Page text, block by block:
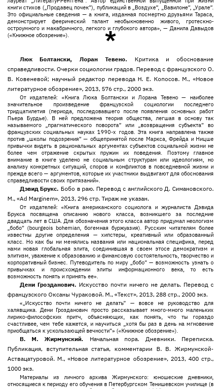
книги стихов („Продавец почек”), публикаций в „Воздухе”, „Вавилоне”, „Урале”.
Это официальные сведения — а книга, изданная посмертно друзьями Тараса,
демонстрирует феерический талант необыкновенно живого, гротескно-
остроумного и макабричного, легкого и глубокого автора», — Данила Давыдов
(«Книжное обозрение»).
*
Люк Болтански, Лоран Тевено. Критика и обоснование
справедливости. Очерки социологии градов. Перевод c французского О.
В. Ковеневой; научный редактор перевода Н. Е. Копосов. М., «Новое
литературное обозрение», 2013, 576 стр., 2000 экз.
От издателей: «Книга Люка Болтански и Лорана Тевено — наиболее
значительное произведение французской социологии последнего
тридцатилетия (периода, последовавшего после появления основных работ
Пьера Бурдье). В ней предложена теория общества, легшая в основу так
называемого „прагматического поворота” или „возвращения субъекта” во
французских социальных науках 1990-х годов. Эта книга направлена также
против „школы подозрения” — общепринятой после Маркса, Фрейда и Ницше
привычки видеть в рациональных аргументах субъектов социальной жизни не
более чем отражение скрытых пружин их поведения. Поэтому главное
внимание в книге уделено не социальным структурам или идеологиям, но
анализу конкретных ситуаций, споров и конфликтов в повседневной жизни и
прежде всего — аргументов, которые их участники выдвигают для обоснования
справедливости своих притязаний».
Дэвид Брукс. Бобо в раю. Перевод с английского Д. Симановского.
М., «Ad Marginem», 2013, 296 стр. Тираж не указан.
От издателей: «Книга американского социолога и журналиста Дэвида
Брукса посвящена описанию нового класса, возникшего за последние
двадцать лет в США. Для обозначения этого класса автор придумал неологизм
„бобо” (bourgeois bohemian, богемная буржуазия). Русским читателям более
известны другие определения — хипстеры, креативный или образованный
класс. Но как бы ни менялись названия или национальная специфика, перед
нами новая глобальная элита, соединившая в своем этосе демократизм и
элитизм, уважение к образованию и финансовую состоятельность, творчество и
корпоративный бизнес. Путеводитель по миру „бобо” — возможность узнать о
привычках и происхождении элиты информационного века, то есть
возможность понять и принять ее».
Дени Грозданович. Искусство почти ничего не делать. Перевод с
французского Оксаны Чураковой. М., «Текст», 2013, 288 стр., 2000 экз.
«„Искусство почти ничего не делать” — вовсе не руководство для
халявщика. Дени Грозданович просто рассказывает много-много маленьких
лирико-философских притч, объясняющих, как понять, что ты гораздо
счастливее, чем тебе кажется, и научиться „хотя бы раз в день на мгновение
приобщаться к ускользающей вечности”» («Книжное обозрение»).
В. М. Жирмунский. Начальная пора. Дневники. Переписка.
Публикация, вступительная статья, комментарии В. В. Жирмунской-
Аствацатуровой. М., «Новое литературное обозрение», 2013, 400 стр.,
1000 экз.
Материалы из личного архива Жирмунского: юношеские дневники,
относящиеся к периоду его обучения в Петербургском Тенишевском училище (в